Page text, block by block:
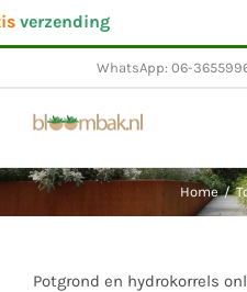
Ga
naar
verzending
WhatsApp: 06-
Home /
Potgrond en hydrokorrels